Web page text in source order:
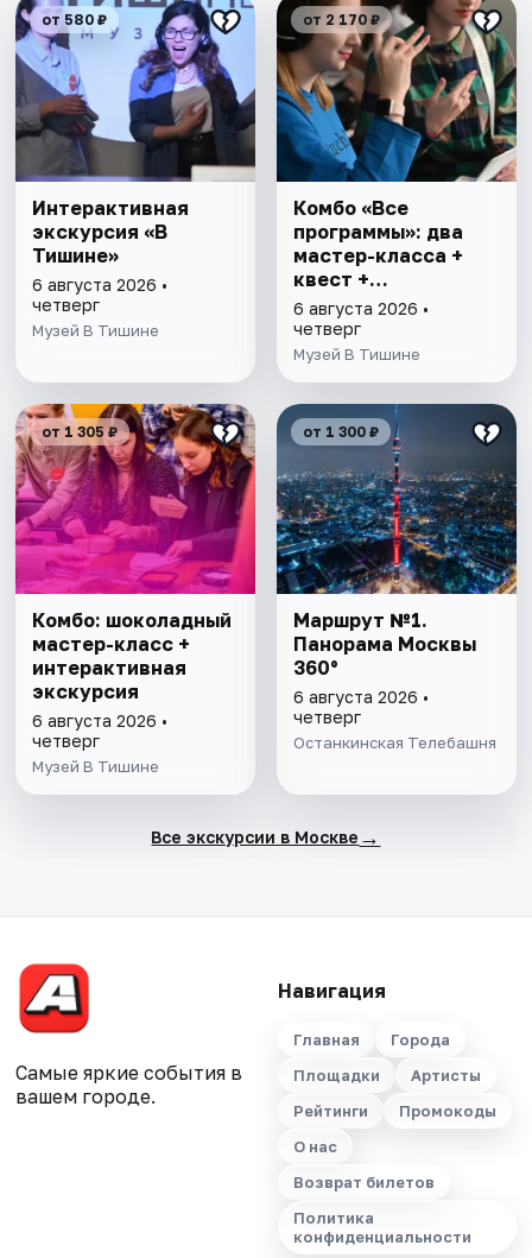
от 580 ₽
Интерактивная
экскурсия «В
Тишине»
6 августа 2026 •
четверг
Музей В Тишине
от 2 170 ₽
Комбо «Все
программы»: два
мастер-класса +
квест +
интерактивная
экскурсия
6 августа 2026 •
четверг
Музей В Тишине
от 1 305 ₽
Комбо: шоколадный
мастер-класс +
интерактивная
экскурсия
6 августа 2026 •
четверг
Музей В Тишине
от 1 300 ₽
Маршрут №1.
Панорама Москвы
360°
6 августа 2026 •
четверг
Останкинская Телебашня
Все экскурсии в Москве →
Самые яркие события в
вашем городе.
Навигация
Главная
Города
Площадки
Артисты
Рейтинги
Промокоды
О нас
Возврат билетов
Политика
конфиденциальности